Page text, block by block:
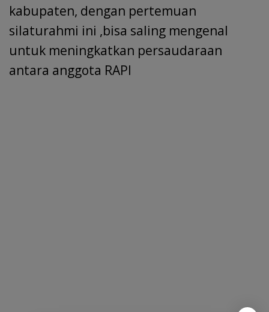
kabupaten, dengan pertemuan
silaturahmi ini ,bisa saling mengenal
untuk meningkatkan persaudaraan
antara anggota RAPI